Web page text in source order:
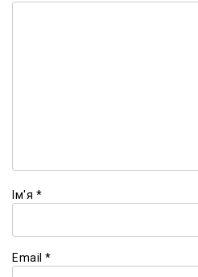
Ім'я *
Email *